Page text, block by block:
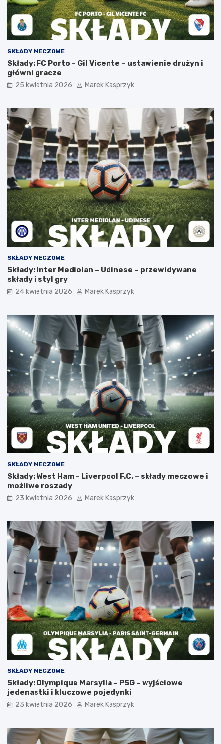
SKŁADY MECZOWE
Składy: FC Porto – Gil Vicente – ustawienie drużyn i
główni gracze
25 kwietnia 2026 Marek Kasprzyk
SKŁADY MECZOWE
Składy: Inter Mediolan – Udinese – przewidywane
składy i styl gry
24 kwietnia 2026 Marek Kasprzyk
SKŁADY MECZOWE
Składy: West Ham – Liverpool F.C. – składy meczowe i
możliwe roszady
23 kwietnia 2026 Marek Kasprzyk
SKŁADY MECZOWE
Składy: Olympique Marsylia – PSG – wyjściowe
jedenastki i kluczowe pojedynki
23 kwietnia 2026 Marek Kasprzyk